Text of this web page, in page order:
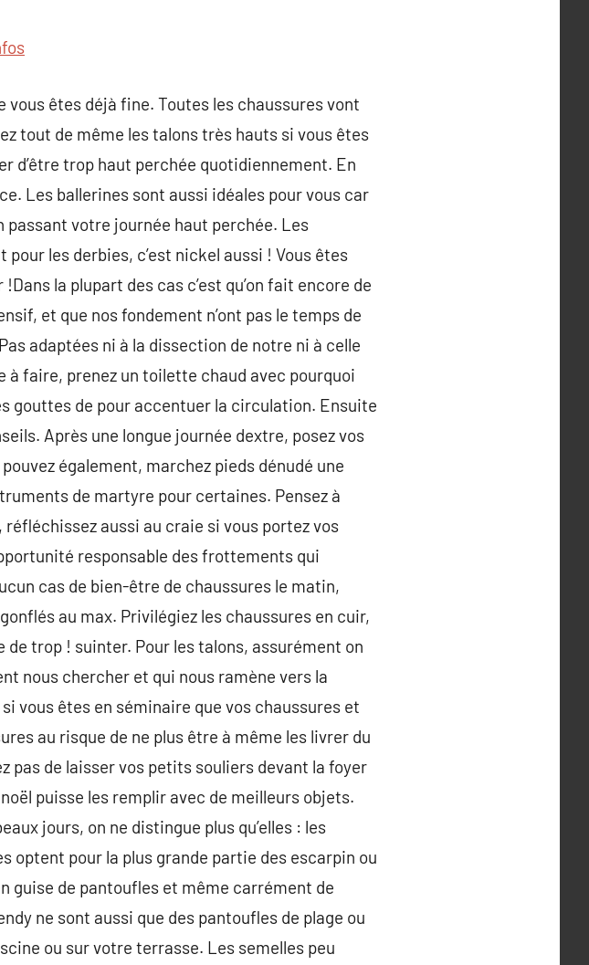
vous êtes déjà fine. Toutes les chaussures vont
tout de même les talons très hauts si vous êtes
d’être trop haut perchée quotidiennement. En
Les ballerines sont aussi idéales pour vous car
passant votre journée haut perchée. Les
les derbies, c’est nickel aussi ! Vous êtes
la plupart des cas c’est qu’on fait encore de
et que nos fondement n’ont pas le temps de
adaptées ni à la dissection de notre ni à celle
faire, prenez un toilette chaud avec pourquoi
gouttes de pour accentuer la circulation. Ensuite
Après une longue journée dextre, posez vos
également, marchez pieds dénudé une
de martyre pour certaines. Pensez à
aussi au craie si vous portez vos
responsable des frottements qui
cas de bien-être de chaussures le matin,
au max. Privilégiez les chaussures en cuir,
trop ! suinter. Pour les talons, assurément on
nous chercher et qui nous ramène vers la
vous êtes en séminaire que vos chaussures et
au risque de ne plus être à même les livrer du
pas de laisser vos petits souliers devant la foyer
puisse les remplir avec de meilleurs objets.
jours, on ne distingue plus qu’elles : les
optent pour la plus grande partie des escarpin ou
guise de pantoufles et même carrément de
ne sont aussi que des pantoufles de plage ou
ou sur votre terrasse. Les semelles peu